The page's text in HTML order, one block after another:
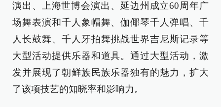
演出、上海世博会演出、延边州成立60周年广
场舞表演和千人象帽舞、伽倻琴千人弹唱、千
人长鼓舞、千人牙拍舞挑战世界吉尼斯记录等
大型活动提供乐器和道具。通过大型活动，激
发并展现了朝鲜族民族乐器独有的魅力，扩大
了该项技艺的知晓率和影响力。